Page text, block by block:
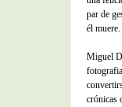
par de
él muere.
Miguel
crónicas